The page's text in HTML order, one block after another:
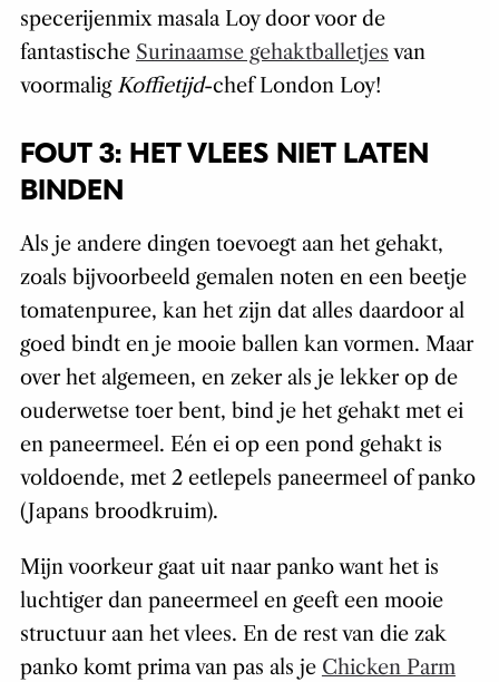
specerijenmix masala Loy door voor de
fantastische Surinaamse gehaktballetjes van
voormalig Koffietijd-chef London Loy!
FOUT 3: HET VLEES NIET LATEN
BINDEN
Als je andere dingen toevoegt aan het gehakt,
zoals bijvoorbeeld gemalen noten en een beetje
tomatenpuree, kan het zijn dat alles daardoor al
goed bindt en je mooie ballen kan vormen. Maar
over het algemeen, en zeker als je lekker op de
ouderwetse toer bent, bind je het gehakt met ei
en paneermeel. Eén ei op een pond gehakt is
voldoende, met 2 eetlepels paneermeel of panko
(Japans broodkruim).
Mijn voorkeur gaat uit naar panko want het is
luchtiger dan paneermeel en geeft een mooie
structuur aan het vlees. En de rest van die zak
panko komt prima van pas als je Chicken Parm